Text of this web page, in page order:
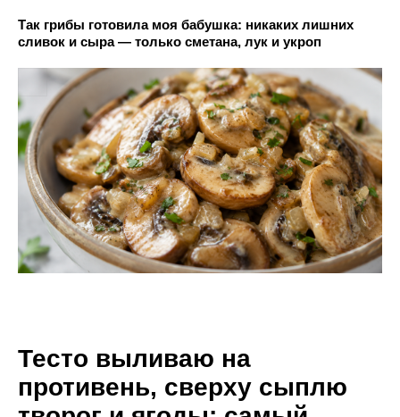
Так грибы готовила моя бабушка: никаких лишних
сливок и сыра — только сметана, лук и укроп
Тесто выливаю на
противень, сверху сыплю